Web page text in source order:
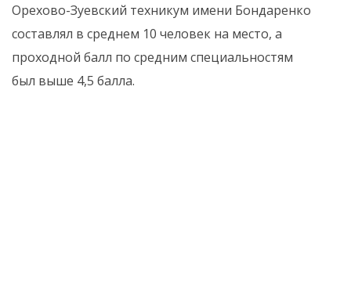
Орехово-Зуевский техникум имени Бондаренко
составлял в среднем 10 человек на место, а
проходной балл по средним специальностям
был выше 4,5 балла.